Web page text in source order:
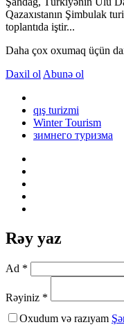
Qazaxıstanın Şimbulak
toplantıda iştir...
Daha çox oxumaq üçün
Daxil ol Abunə ol
qış turizmi
Winter Tourism
зимнего туризма
Rəy yaz
Ad *
Rəyiniz *
Oxudum və razıyam